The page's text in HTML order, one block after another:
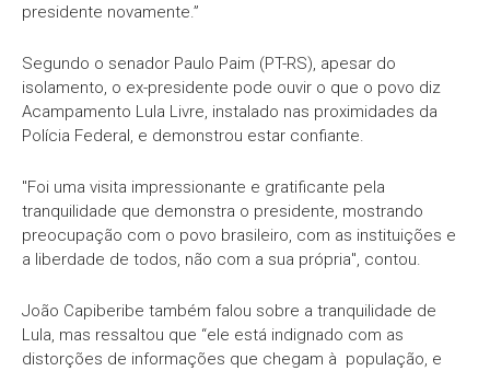
presidente novamente.”
Segundo o senador Paulo Paim (PT-RS), apesar do
isolamento, o ex-presidente pode ouvir o que o povo diz
Acampamento Lula Livre, instalado nas proximidades da
Polícia Federal, e demonstrou estar confiante.
"Foi uma visita impressionante e gratificante pela
tranquilidade que demonstra o presidente, mostrando
preocupação com o povo brasileiro, com as instituições e
a liberdade de todos, não com a sua própria", contou.
João Capiberibe também falou sobre a tranquilidade de
Lula, mas ressaltou que “ele está indignado com as
distorções de informações que chegam à população, e